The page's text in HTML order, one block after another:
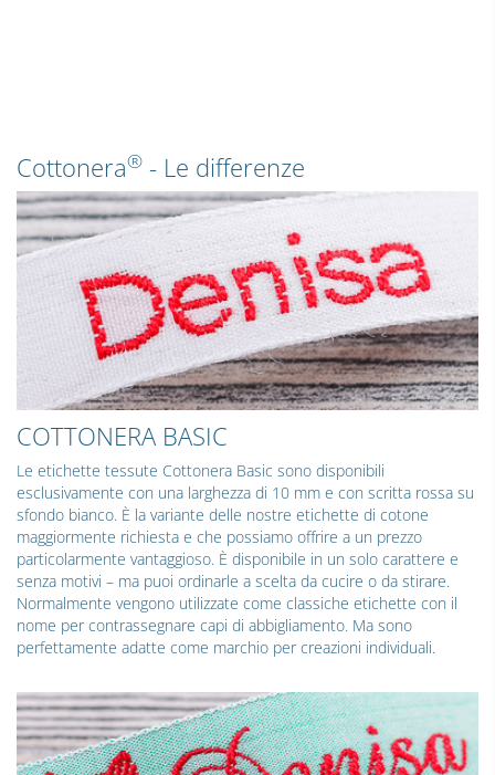
Cottonera® - Le differenze
COTTONERA BASIC
Le etichette tessute Cottonera Basic sono disponibili
esclusivamente con una larghezza di 10 mm e con scritta rossa su
sfondo bianco. È la variante delle nostre etichette di cotone
maggiormente richiesta e che possiamo offrire a un prezzo
particolarmente vantaggioso. È disponibile in un solo carattere e
senza motivi – ma puoi ordinarle a scelta da cucire o da stirare.
Normalmente vengono utilizzate come classiche etichette con il
nome per contrassegnare capi di abbigliamento. Ma sono
perfettamente adatte come marchio per creazioni individuali.